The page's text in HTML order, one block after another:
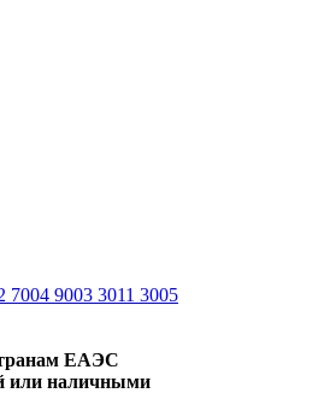
7004 9003 3011 3005
ЕАЭС
или наличными